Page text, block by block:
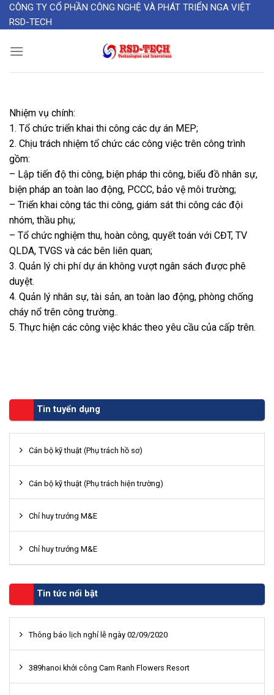
Skip
CÔNG TY CỔ PHẦN CÔNG NGHỆ VÀ PHÁT TRIỂN NGA VIỆT
RSD-TECH
Nhiệm vụ chính:
1. Tổ chức triển khai thi công các dự án MEP;
2. Chịu trách nhiệm tổ chức các công việc trên công trình
gồm:
– Lập tiến độ thi công, biện pháp thi công, biểu đồ nhân sự,
biện pháp an toàn lao động, PCCC, bảo vệ môi trường;
– Triển khai công tác thi công, giám sát thi công các đội
nhóm, thầu phụ;
– Tổ chức nghiệm thu, hoàn công, quyết toán với CĐT, TV
QLDA, TVGS và các bên liên quan;
3. Quản lý chi phí dự án không vượt ngân sách được phê
duyệt.
4. Quản lý nhân sự, tài sản, an toàn lao động, phòng chống
cháy nổ trên công trường..
5. Thực hiện các công việc khác theo yêu cầu của cấp trên.
Tin tuyển dụng
Cán bộ kỹ thuật (Phụ trách hồ sơ)
Cán bộ kỹ thuật (Phụ trách hiện trường)
Chỉ huy trưởng M&E
Chỉ huy trưởng M&E
Tin tức nổi bật
Thông báo lịch nghỉ lễ ngày 02/09/2020
389hanoi khởi công Cam Ranh Flowers Resort